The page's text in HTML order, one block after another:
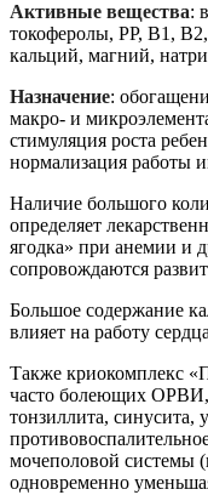
Активные вещества:
токоферолы, РР, В1,
кальций, магний,
Назначение:
макро- и
стимуляция роста
нормализация работы
Наличие большого
определяет
ягодка» при анемии и
сопровождаются
Большое содержание
влияет на работу
Также криокомплекс
часто болеющих ОРВИ,
тонзиллита, синусита,
мочеполовой системы
одновременно